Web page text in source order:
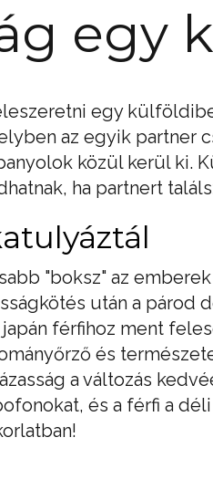
egy
egy
az egyik partner
közül kerül ki.
ha partnert
"boksz" az
után a
férfihoz ment
és
a változás
és a férfi a